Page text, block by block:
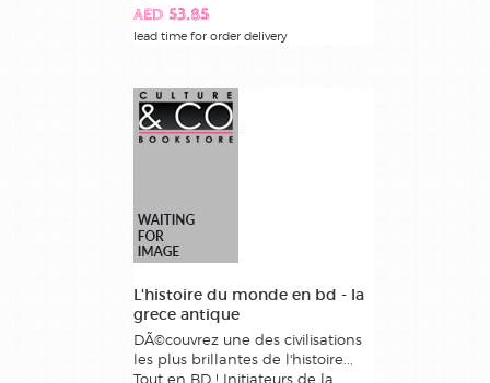
AED 53.85
lead time for order delivery
L'histoire du monde en bd - la
grece antique
DÃ©couvrez une des civilisations
les plus brillantes de l'histoire...
Tout en BD ! Initiateurs de la